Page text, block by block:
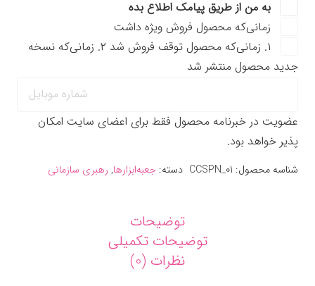
استراتژیبه من از طریق پیامک اطلاع بده
زمانی‌که محصول فروش ویژه داشت
۱. زمانی‌که محصول توقف فروش شد ۲. زمانی‌که نسخه
جدید محصول منتشر شد
عضویت در خبرنامه محصول فقط برای اعضای سایت امکان
پذیر خواهد بود.
شناسه محصول: CCSPN_01 دسته: جعبه‌ابزارها, رهبری سازمانی
توضیحات
توضیحات تکمیلی
نظرات (0)